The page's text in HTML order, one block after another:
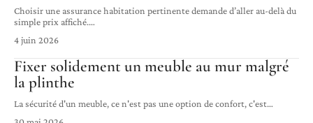
Choisir une assurance habitation pertinente demande d’aller au-delà du
simple prix affiché.…
4 juin 2026
Fixer solidement un meuble au mur malgré
la plinthe
La sécurité d'un meuble, ce n'est pas une option de confort, c'est…